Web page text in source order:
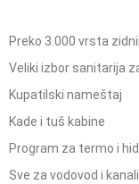
Preko 3.000 vrsta
Veliki izbor sanitarija
Kupatilski nameštaj
Kade i tuš kabine
Program za termo i
Sve za vodovod i